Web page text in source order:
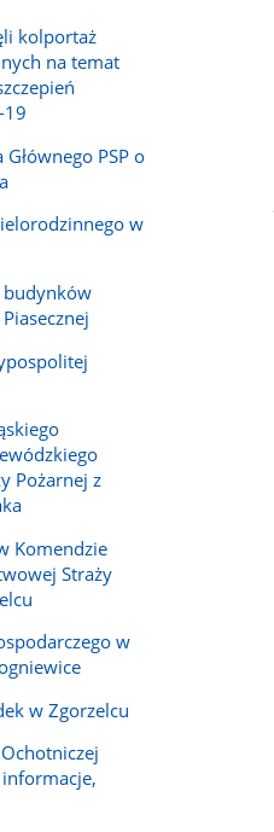
kolportaż
na temat
19
PSP o
w
budynków
Pożarnej z
Komendzie
Straży
w
w Zgorzelcu